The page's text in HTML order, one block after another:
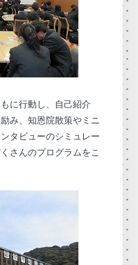
に行動し、自己紹介
み、知恩院散策やミニ
タビューのシミュレー
さんのプログラムをこ